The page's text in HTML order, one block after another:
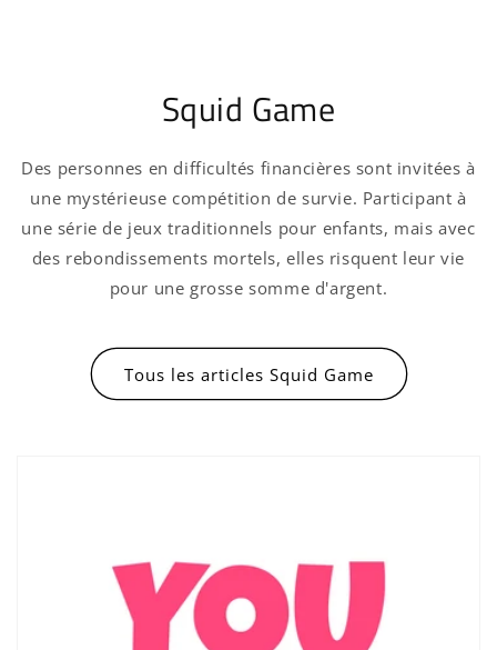
Squid Game
Des personnes en difficultés financières sont invitées à
une mystérieuse compétition de survie. Participant à
une série de jeux traditionnels pour enfants, mais avec
des rebondissements mortels, elles risquent leur vie
pour une grosse somme d'argent.
Tous les articles Squid Game
Connexion requise